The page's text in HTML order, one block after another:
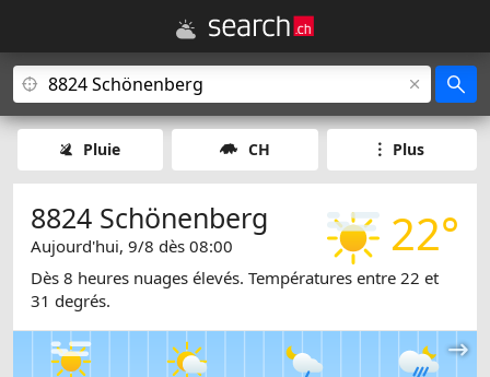
Pluie CH Plus
22°
8824 Schönenberg
Aujourd'hui, 9/8 dès 08:00
Dès 8 heures nuages élevés. Températures entre 22 et
31 degrés.